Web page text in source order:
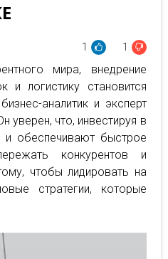
1 1
мира, внедрение
и логистику становится
аналитик и эксперт
уверен, что, инвестируя в
и обеспечивают быстрое
конкурентов и
чтобы лидировать на
стратегии, которые